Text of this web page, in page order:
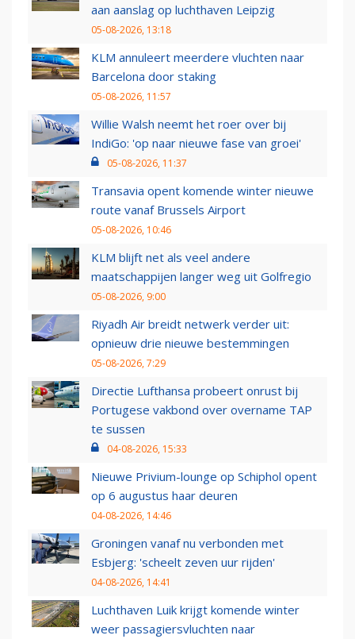
aan aanslag op luchthaven Leipzig
05-08-2026, 13:18
KLM annuleert meerdere vluchten naar
Barcelona door staking
05-08-2026, 11:57
Willie Walsh neemt het roer over bij
IndiGo: 'op naar nieuwe fase van groei'
05-08-2026, 11:37
Transavia opent komende winter nieuwe
route vanaf Brussels Airport
05-08-2026, 10:46
KLM blijft net als veel andere
maatschappijen langer weg uit Golfregio
05-08-2026, 9:00
Riyadh Air breidt netwerk verder uit:
opnieuw drie nieuwe bestemmingen
05-08-2026, 7:29
Directie Lufthansa probeert onrust bij
Portugese vakbond over overname TAP
te sussen
04-08-2026, 15:33
Nieuwe Privium-lounge op Schiphol opent
op 6 augustus haar deuren
04-08-2026, 14:46
Groningen vanaf nu verbonden met
Esbjerg: 'scheelt zeven uur rijden'
04-08-2026, 14:41
Luchthaven Luik krijgt komende winter
weer passagiersvluchten naar